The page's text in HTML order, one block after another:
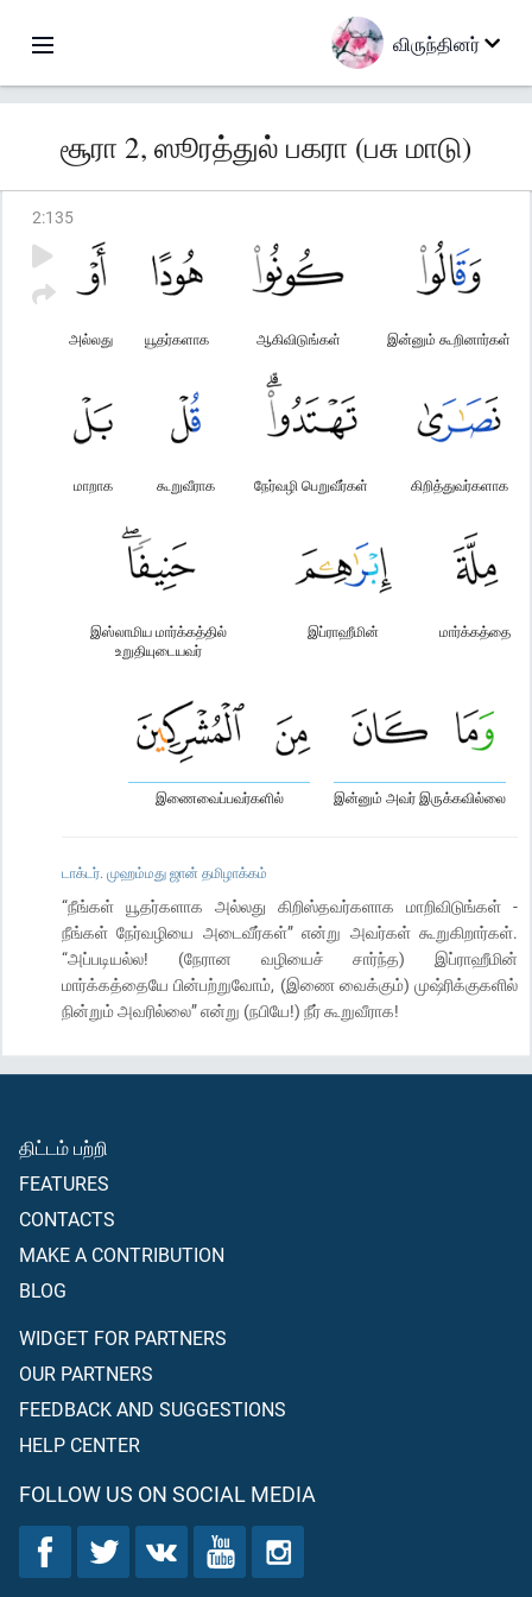
விருந்தினர்
சூரா 2, ஸூரத்துல் பகரா (பசு மாடு)
2:135
இன்னும் கூறினார்கள்
ஆகிவிடுங்கள்
யூதர்களாக
அல்லது
கிறித்துவர்களாக
நேர்வழி பெறுவீர்கள்
கூறுவீராக
மாறாக
மார்க்கத்தை
இப்ராஹீமின்
இஸ்லாமிய மார்க்கத்தில்
உறுதியுடையவர்
இன்னும் அவர் இருக்கவில்லை
இணைவைப்பவர்களில்
டாக்டர். முஹம்மது ஜான் தமிழாக்கம்
“நீங்கள் யூதர்களாக அல்லது கிறிஸ்தவர்களாக மாறிவிடுங்கள் -
நீங்கள் நேர்வழியை அடைவீர்கள்” என்று அவர்கள் கூறுகிறார்கள்.
“அப்படியல்ல! (நேரான வழியைச் சார்ந்த) இப்ராஹீமின்
மார்க்கத்தையே பின்பற்றுவோம், (இணை வைக்கும்) முஷ்ரிக்குகளில்
நின்றும் அவரில்லை” என்று (நபியே!) நீர் கூறுவீராக!
திட்டம் பற்றி
FEATURES
CONTACTS
MAKE A CONTRIBUTION
BLOG
WIDGET FOR PARTNERS
OUR PARTNERS
FEEDBACK AND SUGGESTIONS
HELP CENTER
FOLLOW US ON SOCIAL MEDIA